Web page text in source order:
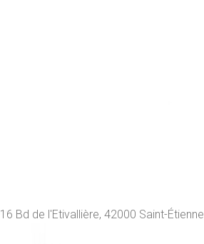
16 Bd de l'Etivallière, 42000 Saint-Étienne